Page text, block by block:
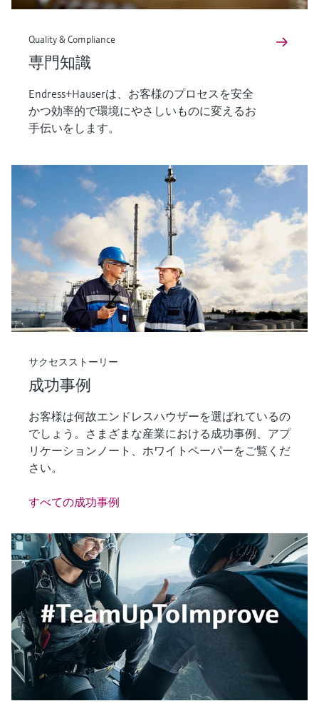
Quality & Compliance
専門知識
Endress+Hauserは、お客様のプロセスを安全
かつ効率的で環境にやさしいものに変えるお
手伝いをします。
サクセスストーリー
成功事例
お客様は何故エンドレスハウザーを選ばれているの
でしょう。さまざまな産業における成功事例、アプ
リケーションノート、ホワイトペーパーをご覧くだ
さい。
すべての成功事例